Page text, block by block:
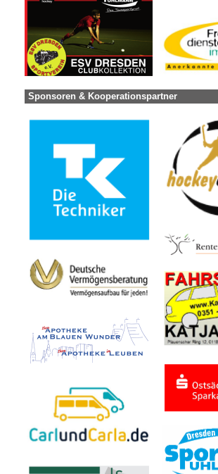
Sponsoren & Kooperationspartner